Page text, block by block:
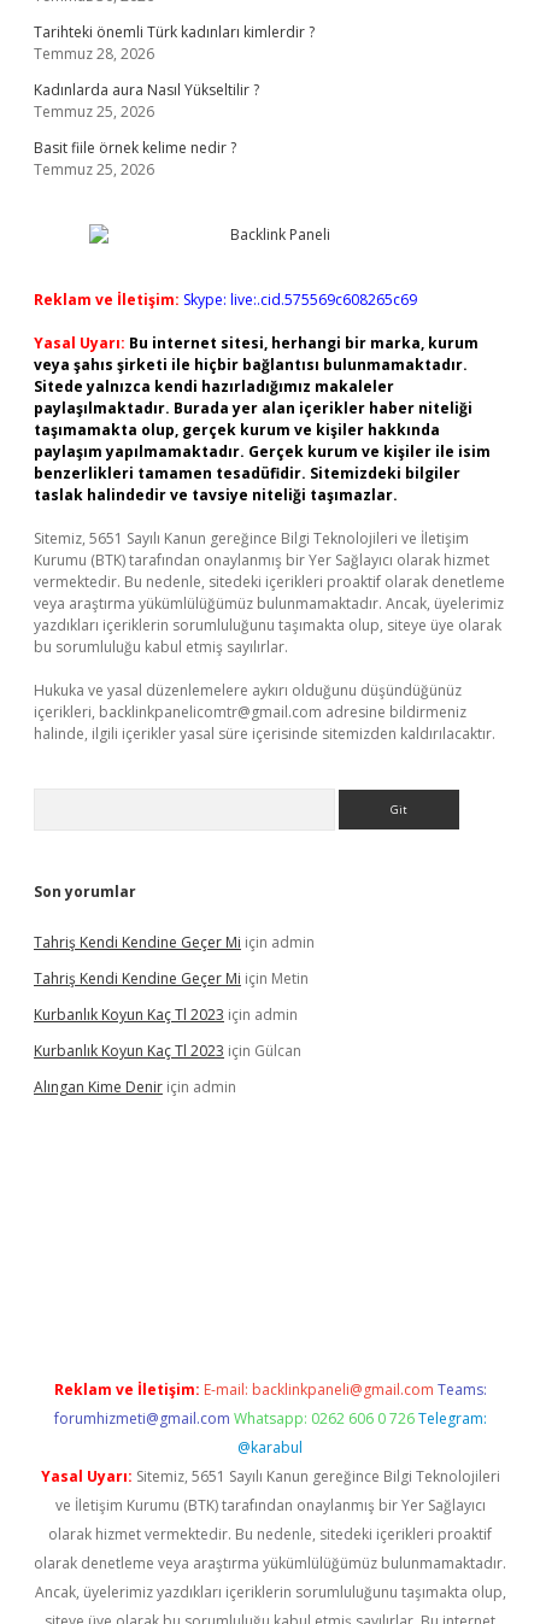
Tarihteki önemli Türk kadınları kimlerdir ?
Temmuz 28, 2026
Kadınlarda aura Nasıl Yükseltilir ?
Temmuz 25, 2026
Basit fiile örnek kelime nedir ?
Temmuz 25, 2026
Reklam ve İletişim: Skype: live:.cid.575569c608265c69
Yasal Uyarı: Bu internet sitesi, herhangi bir marka, kurum
veya şahıs şirketi ile hiçbir bağlantısı bulunmamaktadır.
Sitede yalnızca kendi hazırladığımız makaleler
paylaşılmaktadır. Burada yer alan içerikler haber niteliği
taşımamakta olup, gerçek kurum ve kişiler hakkında
paylaşım yapılmamaktadır. Gerçek kurum ve kişiler ile isim
benzerlikleri tamamen tesadüfidir. Sitemizdeki bilgiler
taslak halindedir ve tavsiye niteliği taşımazlar.
Sitemiz, 5651 Sayılı Kanun gereğince Bilgi Teknolojileri ve İletişim
Kurumu (BTK) tarafından onaylanmış bir Yer Sağlayıcı olarak hizmet
vermektedir. Bu nedenle, sitedeki içerikleri proaktif olarak denetleme
veya araştırma yükümlülüğümüz bulunmamaktadır. Ancak, üyelerimiz
yazdıkları içeriklerin sorumluluğunu taşımakta olup, siteye üye olarak
bu sorumluluğu kabul etmiş sayılırlar.
Hukuka ve yasal düzenlemelere aykırı olduğunu düşündüğünüz
içerikleri, backlinkpanelicomtr@gmail.com adresine bildirmeniz
halinde, ilgili içerikler yasal süre içerisinde sitemizden kaldırılacaktır.
Son yorumlar
Tahriş Kendi Kendine Geçer Mi için admin
Tahriş Kendi Kendine Geçer Mi için Metin
Kurbanlık Koyun Kaç Tl 2023 için admin
Kurbanlık Koyun Kaç Tl 2023 için Gülcan
Alıngan Kime Denir için admin
Reklam ve İletişim: E-mail: backlinkpaneli@gmail.com Teams:
forumhizmeti@gmail.com Whatsapp: 0262 606 0 726 Telegram:
@karabul
Yasal Uyarı: Sitemiz, 5651 Sayılı Kanun gereğince Bilgi Teknolojileri
ve İletişim Kurumu (BTK) tarafından onaylanmış bir Yer Sağlayıcı
olarak hizmet vermektedir. Bu nedenle, sitedeki içerikleri proaktif
olarak denetleme veya araştırma yükümlülüğümüz bulunmamaktadır.
Ancak, üyelerimiz yazdıkları içeriklerin sorumluluğunu taşımakta olup,